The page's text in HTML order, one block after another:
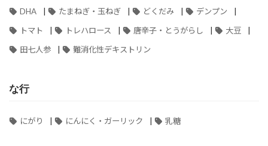
DHA | たまねぎ・玉ねぎ | どくだみ | デンプン |
トマト | トレハロース | 唐辛子・とうがらし | 大豆 |
田七人参 | 難消化性デキストリン
な行
にがり | にんにく・ガーリック | 乳糖